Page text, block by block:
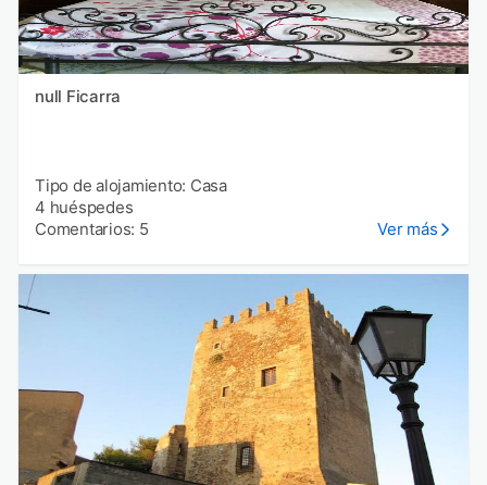
null Ficarra
Tipo de alojamiento: Casa
4 huéspedes
Comentarios: 5
Ver más